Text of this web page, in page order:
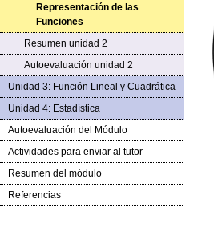
Representación de las
Funciones
Resumen unidad 2
Autoevaluación unidad 2
Unidad 3: Función Lineal y Cuadrática
Unidad 4: Estadística
Autoevaluación del Módulo
Actividades para enviar al tutor
Resumen del módulo
Referencias